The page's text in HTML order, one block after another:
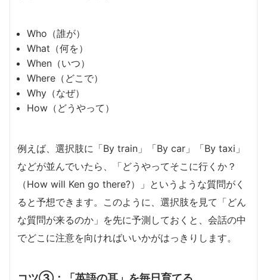
Who（誰が）
What（何を）
When（いつ）
Where（どこで）
Why（なぜ）
How（どうやって）
例えば、選択肢に「By train」「By car」「By taxi」
などが並んでいたら、「どうやってそこに行くか？
（How will Ken go there?）」というような質問がく
ると予想できます。このように、選択肢を見て「どん
な質問が来るのか」を先に予測しておくと、会話の中
でどこに注意を向ければいいかがはっきりします。